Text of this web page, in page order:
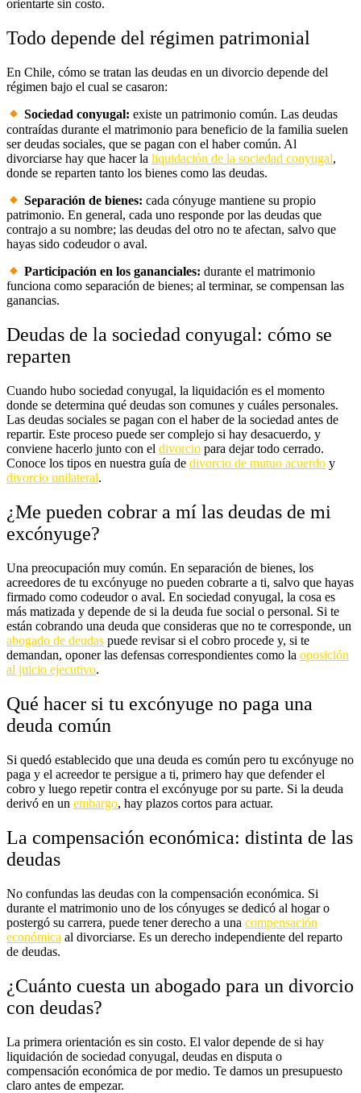
orientarte sin costo.
Todo depende del régimen patrimonial
En Chile, cómo se tratan las deudas en un divorcio depende del
régimen bajo el cual se casaron:
Sociedad conyugal: existe un patrimonio común. Las deudas
contraídas durante el matrimonio para beneficio de la familia suelen
ser deudas sociales, que se pagan con el haber común. Al
divorciarse hay que hacer la liquidación de la sociedad conyugal,
donde se reparten tanto los bienes como las deudas.
Separación de bienes: cada cónyuge mantiene su propio
patrimonio. En general, cada uno responde por las deudas que
contrajo a su nombre; las deudas del otro no te afectan, salvo que
hayas sido codeudor o aval.
Participación en los gananciales: durante el matrimonio
funciona como separación de bienes; al terminar, se compensan las
ganancias.
Deudas de la sociedad conyugal: cómo se
reparten
Cuando hubo sociedad conyugal, la liquidación es el momento
donde se determina qué deudas son comunes y cuáles personales.
Las deudas sociales se pagan con el haber de la sociedad antes de
repartir. Este proceso puede ser complejo si hay desacuerdo, y
conviene hacerlo junto con el divorcio para dejar todo cerrado.
Conoce los tipos en nuestra guía de divorcio de mutuo acuerdo y
divorcio unilateral.
¿Me pueden cobrar a mí las deudas de mi
excónyuge?
Una preocupación muy común. En separación de bienes, los
acreedores de tu excónyuge no pueden cobrarte a ti, salvo que hayas
firmado como codeudor o aval. En sociedad conyugal, la cosa es
más matizada y depende de si la deuda fue social o personal. Si te
están cobrando una deuda que consideras que no te corresponde, un
abogado de deudas puede revisar si el cobro procede y, si te
demandan, oponer las defensas correspondientes como la oposición
al juicio ejecutivo.
Qué hacer si tu excónyuge no paga una
deuda común
Si quedó establecido que una deuda es común pero tu excónyuge no
paga y el acreedor te persigue a ti, primero hay que defender el
cobro y luego repetir contra el excónyuge por su parte. Si la deuda
derivó en un embargo, hay plazos cortos para actuar.
La compensación económica: distinta de las
deudas
No confundas las deudas con la compensación económica. Si
durante el matrimonio uno de los cónyuges se dedicó al hogar o
postergó su carrera, puede tener derecho a una compensación
económica al divorciarse. Es un derecho independiente del reparto
de deudas.
¿Cuánto cuesta un abogado para un divorcio
con deudas?
La primera orientación es sin costo. El valor depende de si hay
liquidación de sociedad conyugal, deudas en disputa o
compensación económica de por medio. Te damos un presupuesto
claro antes de empezar.